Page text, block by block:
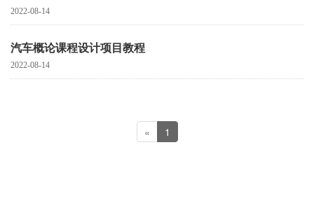
2022-08-14
汽车概论课程设计项目教程
2022-08-14
« 1